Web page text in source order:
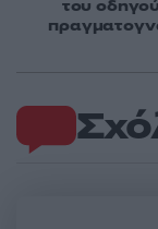
του